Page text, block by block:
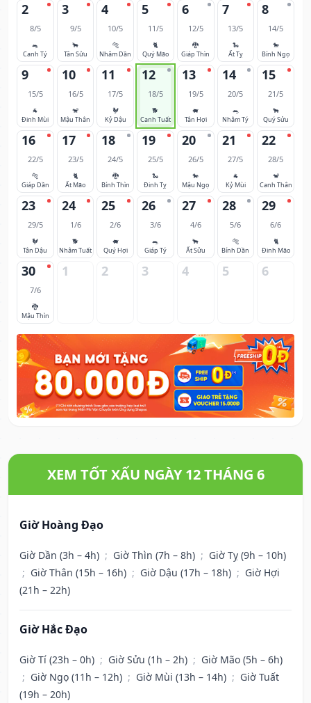
2
8/5
🐀
Canh Tý
3
9/5
🐂
Tân Sửu
4
10/5
🐅
Nhâm Dần
5
11/5
🐈
Quý Mão
6
12/5
🐉
Giáp Thìn
7
13/5
🐍
Ất Tỵ
8
14/5
🐎
Bính Ngọ
9
15/5
🐐
Đinh Mùi
10
16/5
🐒
Mậu Thân
11
17/5
🐓
Kỷ Dậu
12
18/5
🐕
Canh Tuất
13
19/5
🐖
Tân Hợi
14
20/5
🐀
Nhâm Tý
15
21/5
🐂
Quý Sửu
16
22/5
🐅
Giáp Dần
17
23/5
🐈
Ất Mão
18
24/5
🐉
Bính Thìn
19
25/5
🐍
Đinh Tỵ
20
26/5
🐎
Mậu Ngọ
21
27/5
🐐
Kỷ Mùi
22
28/5
🐒
Canh Thân
23
29/5
🐓
Tân Dậu
24
1/6
🐕
Nhâm Tuất
25
2/6
🐖
Quý Hợi
26
3/6
🐀
Giáp Tý
27
4/6
🐂
Ất Sửu
28
5/6
🐅
Bính Dần
29
6/6
🐈
Đinh Mão
30
7/6
🐉
Mậu Thìn
1 2 3 4 5 6
XEM TỐT XẤU NGÀY 12 THÁNG 6
Giờ Hoàng Đạo
Giờ Dần (3h – 4h) ; Giờ Thìn (7h – 8h) ; Giờ Tỵ (9h – 10h)
; Giờ Thân (15h – 16h) ; Giờ Dậu (17h – 18h) ; Giờ Hợi
(21h – 22h)
Giờ Hắc Đạo
Giờ Tí (23h – 0h) ; Giờ Sửu (1h – 2h) ; Giờ Mão (5h – 6h)
; Giờ Ngọ (11h – 12h) ; Giờ Mùi (13h – 14h) ; Giờ Tuất
(19h – 20h)